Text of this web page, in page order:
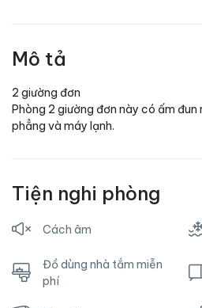
Mô tả
2 giường đơn
Phòng 2 giường đơn này có ấm đun
phẳng và máy lạnh.
Tiện nghi phòng
Cách âm
Đồ dùng nhà tắm miễn
phí